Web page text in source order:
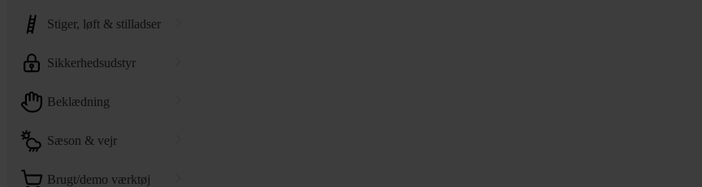
stiger, løft & stilladser
sikkerhedsudstyr
beklædning
sæson & vejr
brugt/demo værktøj